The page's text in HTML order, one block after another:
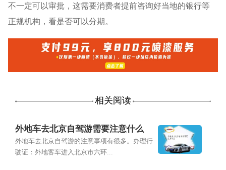
不一定可以审批，这需要消费者提前咨询好当地的银行等
正规机构，看是否可以分期。
相关阅读
外地车去北京自驾游需要注意什么
外地车去北京自驾游的注意事项有很多。办理行
驶证：外地客车进入北京市六环...